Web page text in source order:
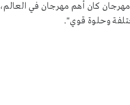
كان أهم مهرجان في العالم،
وحلوة قوي".